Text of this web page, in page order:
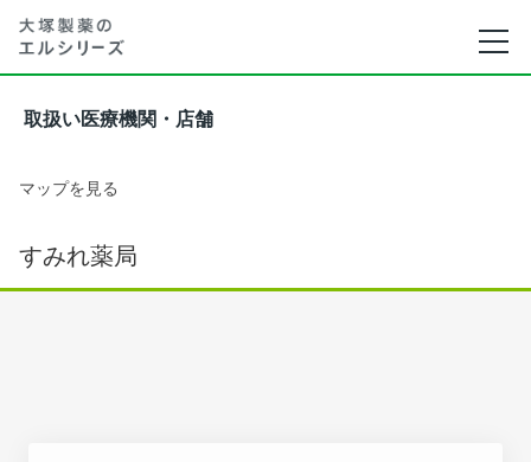
取扱い医療機関・店舗
マップを見る
すみれ薬局